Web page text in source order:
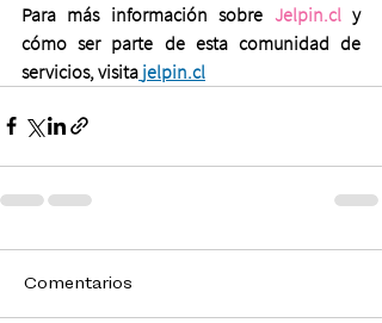
Para más información sobre Jelpin.cl y
cómo ser parte de esta comunidad de
servicios, visita jelpin.cl
Comentarios